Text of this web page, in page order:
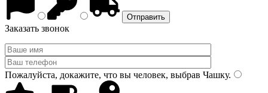
Заказать звонок
Пожалуйста, докажите, что вы человек, выбрав Чашку.